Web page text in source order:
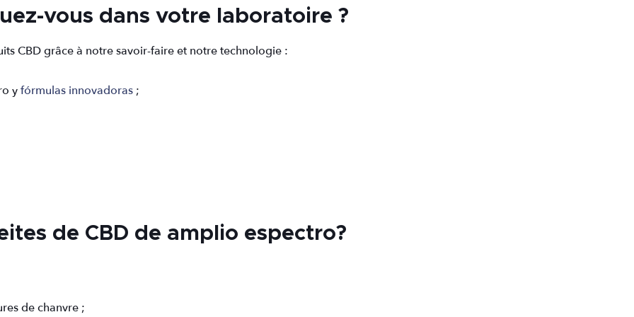
vous dans votre laboratoire ?
CBD grâce à notre savoir-faire et notre technologie :
yfórmulas innovadoras ;
de CBD de amplio espectro?
de chanvre ;